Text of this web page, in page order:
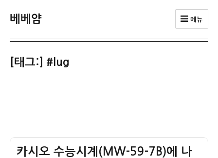
베베얌 메뉴
[태그:] #lug
카시오 수능시계(MW-59-7B)에 나